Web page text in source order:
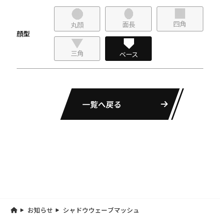
顔型
丸顔 面長 四角
三角 ベース
一覧へ戻る
お知らせ シャドウウェーブマッシュ